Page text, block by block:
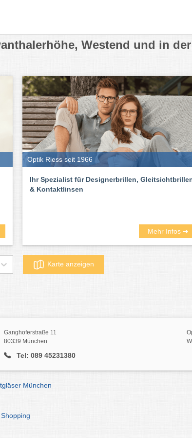
Westend und in
Optik Riess seit 1966
Ihr Spezialist für Designerbrillen,
& Kontaktlinsen
Mehr Infos ➜
Karte anzeigen
Ganghoferstraße 11
80339 München
Tel: 089 45231380
München
Shopping